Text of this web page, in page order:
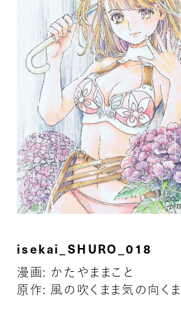
isekai_SHURO_018
漫画: かたやままこと
原作: 風の吹くまま気の向く